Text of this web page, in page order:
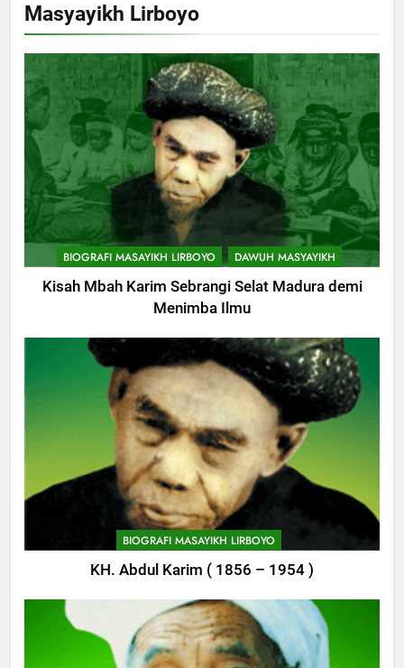
Masyayikh Lirboyo
BIOGRAFI MASAYIKH LIRBOYO DAWUH MASYAYIKH
Kisah Mbah Karim Sebrangi Selat Madura demi
Menimba Ilmu
BIOGRAFI MASAYIKH LIRBOYO
KH. Abdul Karim ( 1856 – 1954 )
Himasal Semen Sumbang
Pembangunan Kantor Himasal
POJOK LIRBOYO
748
Delegasi MQK Kota Kediri